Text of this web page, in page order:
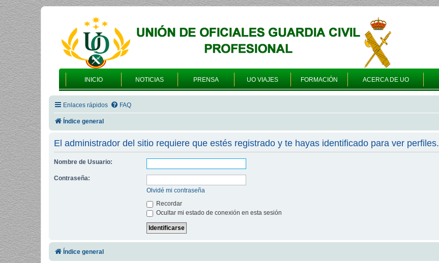
INICIO NOTICIAS PRENSA UO VIAJES FORMACIÓN ACERCA DE UO
Enlaces rápidos FAQ
Índice general
El administrador del sitio requiere que estés registrado y te hayas identificado para ver perfiles.
Nombre de Usuario:
Contraseña:
Olvidé mi contraseña
Recordar
Ocultar mi estado de conexión en esta sesión
Índice general